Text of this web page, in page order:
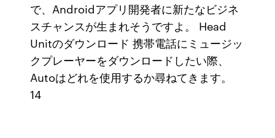
で、Androidアプリ開発者に新たなビジネ
スチャンスが生まれそうですよ。 Head
Unitのダウンロード 携帯電話にミュージッ
クプレーヤーをダウンロードしたい際、
Autoはどれを使用するか尋ねてきます。
14